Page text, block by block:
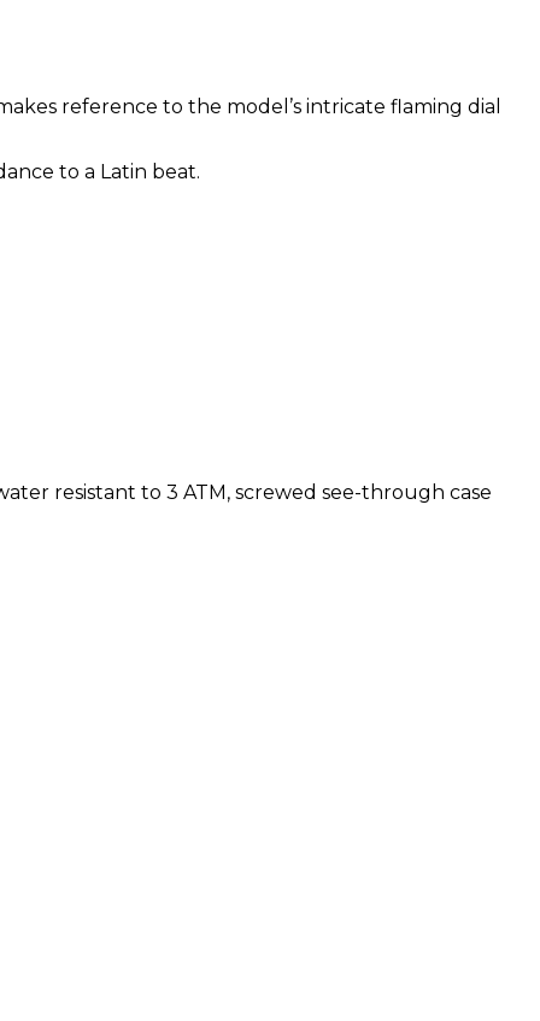
reference to the model’s intricate flaming dial
to a Latin beat.
resistant to 3 ATM, screwed see-through case